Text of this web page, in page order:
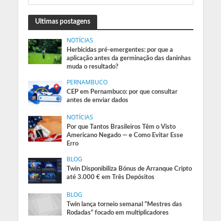
Ultimas postagens
NOTÍCIAS
Herbicidas pré-emergentes: por que a
aplicação antes da germinação das daninhas
muda o resultado?
PERNAMBUCO
CEP em Pernambuco: por que consultar
antes de enviar dados
NOTÍCIAS
Por que Tantos Brasileiros Têm o Visto
Americano Negado — e Como Evitar Esse
Erro
BLOG
Twin Disponibiliza Bónus de Arranque Cripto
até 3.000 € em Três Depósitos
BLOG
Twin lança torneio semanal “Mestres das
Rodadas” focado em multiplicadores